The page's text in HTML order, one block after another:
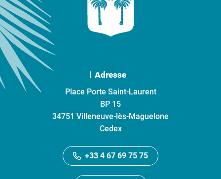
Adresse
Place Porte Saint-Laurent
BP 15
34751 Villeneuve-lès-Maguelone
Cedex
+33 4 67 69 75 75